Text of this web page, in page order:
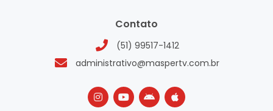
Contato
(51) 99517-1412
administrativo@maspertv.com.br